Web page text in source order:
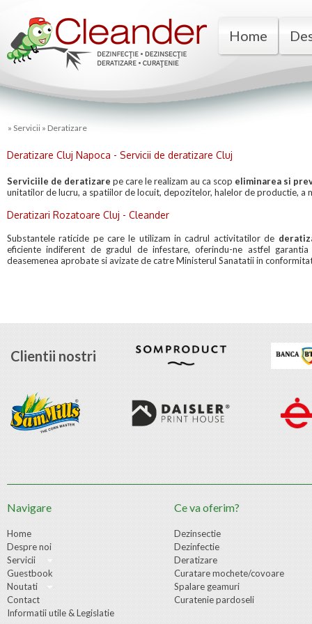
Home
» Servicii » Deratizare
Deratizare Cluj Napoca - Servicii de deratizare Cluj
Serviciile de deratizare pe care le realizam au ca scop eliminarea si
unitatilor de lucru, a spatiilor de locuit, depozitelor, halelor de productie, a
Deratizari Rozatoare Cluj - Cleander
Substantele raticide pe care le utilizam in cadrul activitatilor de
eficiente indiferent de gradul de infestare, oferindu-ne astfel
deasemenea aprobate si avizate de catre Ministerul Sanatatii in
Clientii nostri
Navigare
Home
Despre noi
Servicii
Guestbook
Noutati
Contact
Informatii utile & Legislatie
Ce va oferim?
Dezinsectie
Dezinfectie
Deratizare
Curatare mochete/covoare
Spalare geamuri
Curatenie pardoseli